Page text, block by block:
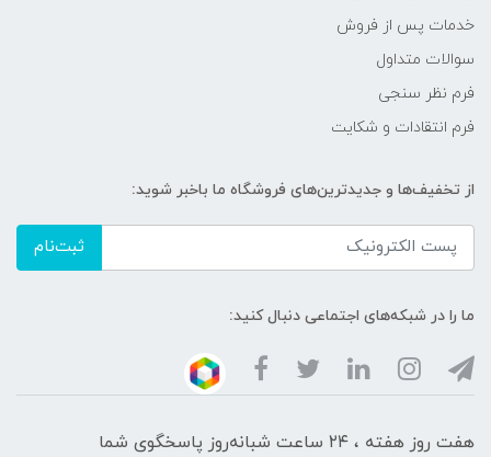
خدمات پس از فروش
سوالات متداول
فرم نظر سنجی
فرم انتقادات و شکایت
از تخفیف‌ها و جدیدترین‌های فروشگاه ما باخبر شوید:
ثبت‌نام
ما را در شبکه‌های اجتماعی دنبال کنید:
هفت روز هفته ، ۲۴ ساعت شبانه‌روز پاسخگوی شما